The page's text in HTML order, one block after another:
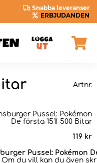
Snabba leveranser
ERBJUDANDEN
Artnr.
Pussel: Pokémon
De första 151! 500 Bitar
119 kr
Pussel: Pokémon
Om du vill kan du även